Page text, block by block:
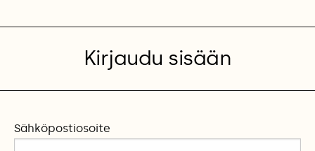
Kirjaudu sisään
Sähköpostiosoite